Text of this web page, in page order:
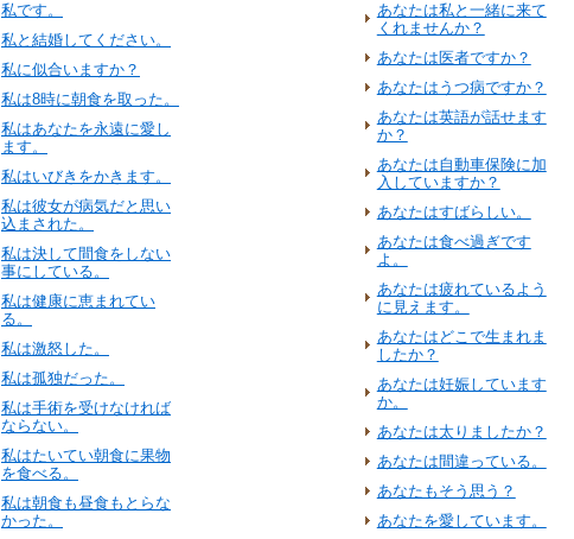
私です。
私と結婚してください。
私に似合いますか？
私は8時に朝食を取った。
私はあなたを永遠に愛し
ます。
私はいびきをかきます。
私は彼女が病気だと思い
込まされた。
私は決して間食をしない
事にしている。
私は健康に恵まれてい
る。
私は激怒した。
私は孤独だった。
私は手術を受けなければ
ならない。
私はたいてい朝食に果物
を食べる。
私は朝食も昼食もとらな
かった。
あなたは私と一緒に来て
くれませんか？
あなたは医者ですか？
あなたはうつ病ですか？
あなたは英語が話せます
か？
あなたは自動車保険に加
入していますか？
あなたはすばらしい。
あなたは食べ過ぎです
よ。
あなたは疲れているよう
に見えます。
あなたはどこで生まれま
したか？
あなたは妊娠しています
か。
あなたは太りましたか？
あなたは間違っている。
あなたもそう思う？
あなたを愛しています。